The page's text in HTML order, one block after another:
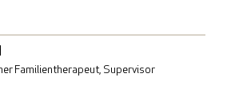
Familientherapeut, Supervisor